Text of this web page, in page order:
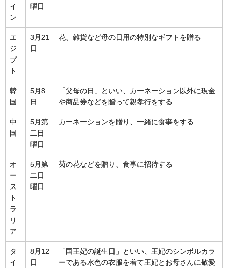
イ
ン
曜日
エ
ジ
プ
ト
3月21
日
花、雑貨など母の日用の特別なギフトを贈る
韓
国
5月8
日
「父母の日」といい、カーネーション以外に現金
や商品券などを贈って親孝行をする
中
国
5月第
二日
曜日
カーネーションを贈り、一緒に食事をする
オ
ー
ス
ト
ラ
リ
ア
5月第
二日
曜日
菊の花などを贈り、食事に招待する
タ
イ
8月12
日
「国王妃の誕生日」といい、王妃のシンボルカラ
ーである水色の衣服を着て王妃とお母さんに敬愛